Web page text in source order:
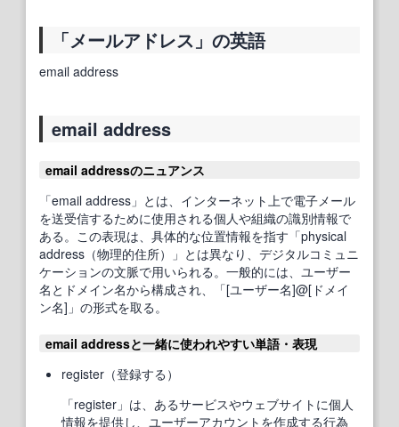
「メールアドレス」の英語
email address
email address
email addressのニュアンス
「email address」とは、インターネット上で電子メール
を送受信するために使用される個人や組織の識別情報で
ある。この表現は、具体的な位置情報を指す「physical
address（物理的住所）」とは異なり、デジタルコミュニ
ケーションの文脈で用いられる。一般的には、ユーザー
名とドメイン名から構成され、「[ユーザー名]@[ドメイ
ン名]」の形式を取る。
email addressと一緒に使われやすい単語・表現
register（登録する）
「register」は、あるサービスやウェブサイトに個人
情報を提供し、ユーザーアカウントを作成する行為